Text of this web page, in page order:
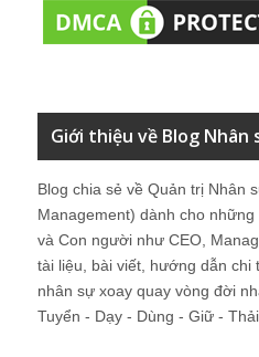
Giới thiệu về Blog Nhân
Blog chia sẻ về Quản trị Nhân
Management) dành cho
và Con người như CEO,
tài liệu, bài viết, hướng dẫn chi
nhân sự xoay quay vòng đời
Tuyển - Dạy - Dùng - Giữ -